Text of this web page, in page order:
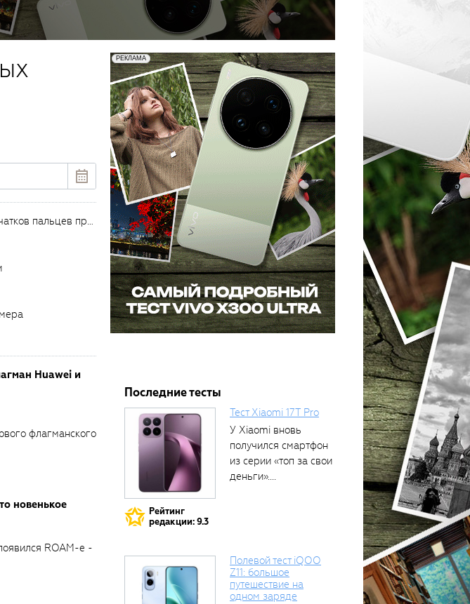
Meizu M3 Note в алюминиевом корпусе со сканером отпечатков пальцев представлен в Китае
Huawei и
флагманского
новенькое
ROAM-e -
Последние тесты
Рейтинг
редакции: 9.3
Тест Xiaomi 17T Pro
У Xiaomi вновь
получился смартфон
из серии «топ за свои
деньги»....
Полевой тест iQOO
Z11: большое
путешествие на
одном заряде